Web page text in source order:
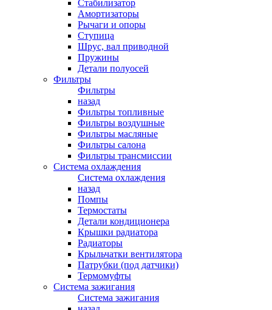
Стабилизатор
Амортизаторы
Рычаги и опоры
Ступица
Шрус, вал приводной
Пружины
Детали полуосей
Фильтры
Фильтры
назад
Фильтры топливные
Фильтры воздушные
Фильтры масляные
Фильтры салона
Фильтры трансмиссии
Система охлаждения
Система охлаждения
назад
Помпы
Термостаты
Детали кондиционера
Крышки радиатора
Радиаторы
Крыльчатки вентилятора
Патрубки (под датчики)
Термомуфты
Система зажигания
Система зажигания